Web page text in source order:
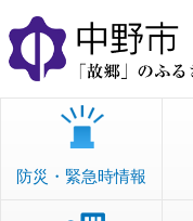
本
文
へ
移
防災・緊急時情報